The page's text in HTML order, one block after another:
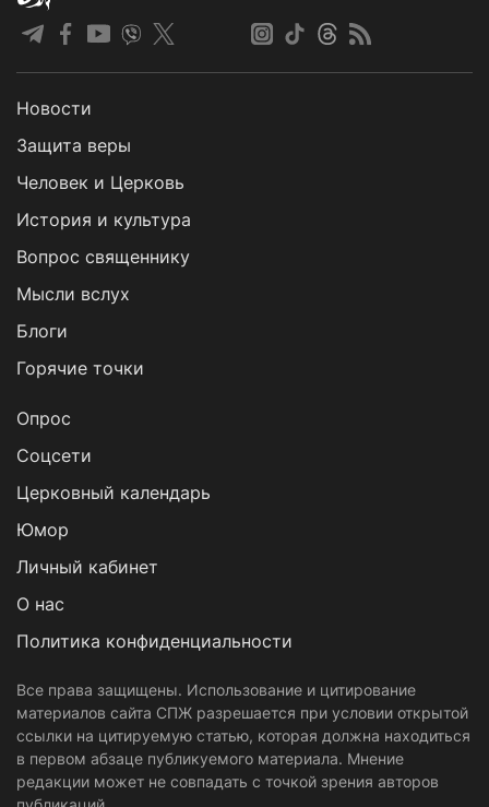
Новости
Защита веры
Человек и Церковь
История и культура
Вопрос священнику
Мысли вслух
Блоги
Горячие точки
Опрос
Cоцсети
Церковный календарь
Юмор
Личный кабинет
О нас
Политика конфиденциальности
Все права защищены. Использование и цитирование
материалов сайта СПЖ разрешается при условии открытой
ссылки на цитируемую статью, которая должна находиться
в первом абзаце публикуемого материала. Мнение
редакции может не совпадать с точкой зрения авторов